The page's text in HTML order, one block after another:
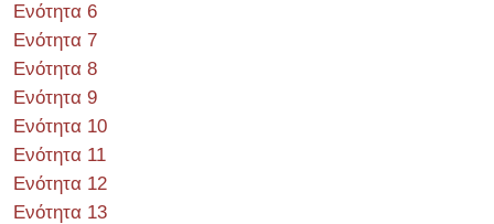
Ενότητα 6
Ενότητα 7
Ενότητα 8
Ενότητα 9
Ενότητα 10
Ενότητα 11
Ενότητα 12
Ενότητα 13